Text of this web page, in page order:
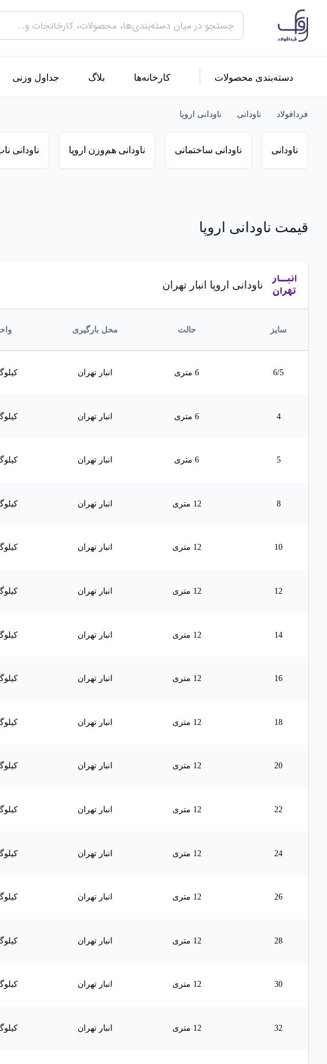
دسته‌بندی محصولات کارخانه‌ها بلاگ جداول وزنی
فردافولاد ناودانی ناودانی اروپا
ناودانی ناودانی ساختمانی ناودانی هم‌وزن اروپا ناودانی
قیمت ناودانی اروپا
ناودانی اروپا انبار تهران
سایز حالت محل بارگیری
6/5 6 متری انبار تهران
4 6 متری انبار تهران
5 6 متری انبار تهران
8 12 متری انبار تهران
10 12 متری انبار تهران
12 12 متری انبار تهران
14 12 متری انبار تهران
16 12 متری انبار تهران
18 12 متری انبار تهران
20 12 متری انبار تهران
22 12 متری انبار تهران
24 12 متری انبار تهران
26 12 متری انبار تهران
28 12 متری انبار تهران
30 12 متری انبار تهران
32 12 متری انبار تهران